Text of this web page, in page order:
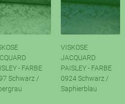
- FARBE
Schwarz /
VISKOSE
JACQUARD
PAISLEY - FARBE
0924 Schwarz /
Saphierblau